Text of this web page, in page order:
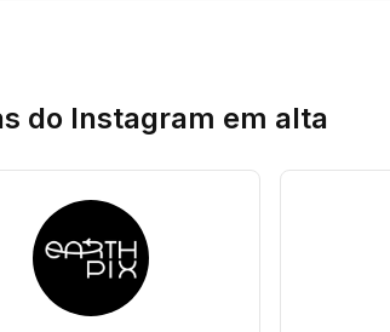
do Instagram em alta